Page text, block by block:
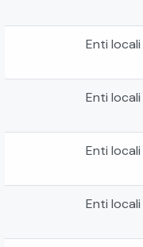
Enti locali
Enti locali
Enti locali
Enti locali